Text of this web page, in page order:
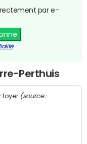
par e-
Perthuis
foyer (source :